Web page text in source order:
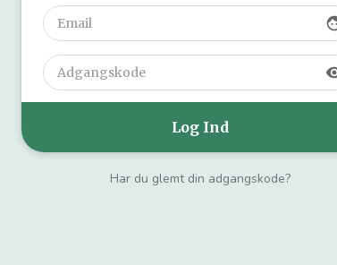
Har du glemt din adgangskode?